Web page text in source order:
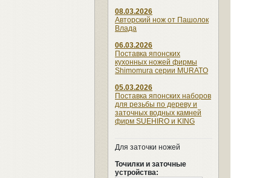
08.03.2026
Авторский нож от Пашолок
Влада
06.03.2026
Поставка японских
кухонных ножей фирмы
Shimomura серии MURATO
05.03.2026
Поставка японских наборов
для резьбы по дереву и
заточных водных камней
фирм SUEHIRO и KING
Для заточки ножей
Точилки и заточные
устройства: